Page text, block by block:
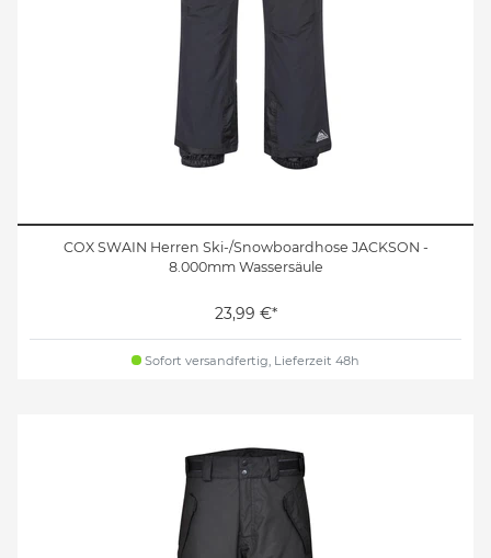
COX SWAIN Herren Ski-/Snowboardhose JACKSON -
8.000mm Wassersäule
23,99 €*
Sofort versandfertig, Lieferzeit 48h